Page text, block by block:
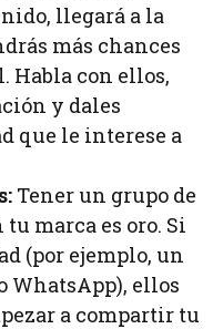
llegará a la
más chances
Habla con ellos,
y dales
que le interese a
Tener un grupo de
marca es oro. Si
(por ejemplo, un
WhatsApp), ellos
a compartir tu